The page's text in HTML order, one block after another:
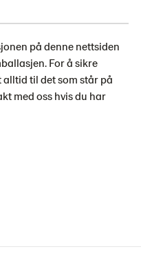
på denne nettsiden
For å sikre
til det som står på
med oss ​​hvis du har